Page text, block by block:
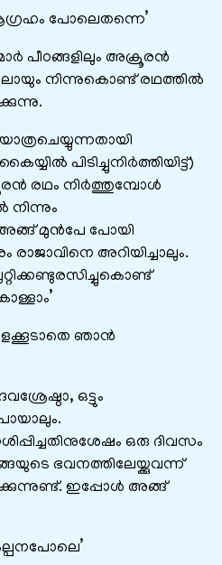
പോലെതന്നെ’
പീഠങ്ങളിലും അക്രൂരൻ
നിന്നുകൊണ്ട് രഥത്തിൽ
പിടിച്ചുനിർത്തിയിട്ട്)
രഥം നിർത്തുമ്പോൾ
നിന്നും
അങ്ങ് മുൻപേ പോയി
അറിയിച്ചാലും.
ഞാൻ
ഒട്ടും
ഒരു ദിവസം
ഭവനത്തിലേയ്ക്കുവന്ന്
ഇപ്പോൾ അങ്ങ്